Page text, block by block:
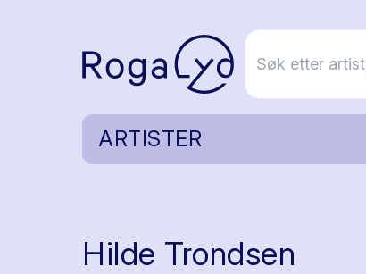
ARTISTER
Hilde Trondsen